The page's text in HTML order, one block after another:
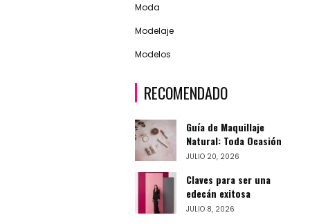
Moda
Modelaje
Modelos
RECOMENDADO
Guía de Maquillaje
Natural: Toda Ocasión
JULIO 20, 2026
Claves para ser una
edecán exitosa
JULIO 8, 2026